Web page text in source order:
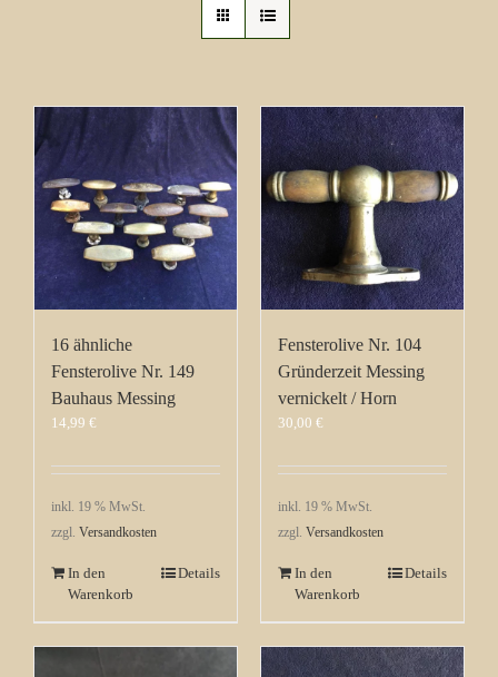
16 ähnliche
Fensterolive Nr. 149
Bauhaus Messing
14,99 €
inkl. 19 % MwSt.
zzgl. Versandkosten
In den
Warenkorb
Details
Fensterolive Nr. 104
Gründerzeit Messing
vernickelt / Horn
30,00 €
inkl. 19 % MwSt.
zzgl. Versandkosten
In den
Warenkorb
Details